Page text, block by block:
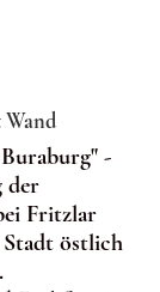
-
der
Fritzlar
östlich